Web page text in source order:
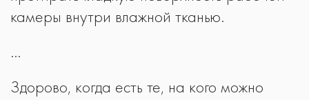
камеры внутри влажной тканью.
…
Здорово, когда есть те, на кого можно